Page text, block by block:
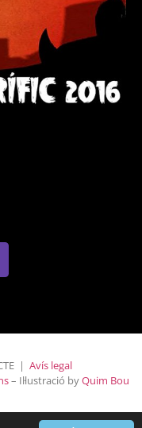
| Avís legal
– Il·lustració byQuim Bou